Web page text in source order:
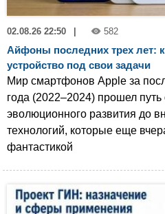
02.08.26 22:50 582
Айфоны последних трех лет:
устройство под свои задачи
Мир смартфонов Apple за
года (2022–2024) прошел путь
эволюционного развития до
технологий, которые еще
фантастикой